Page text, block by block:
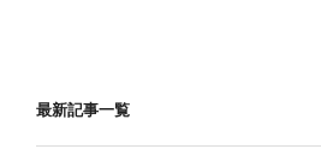
最新記事一覧